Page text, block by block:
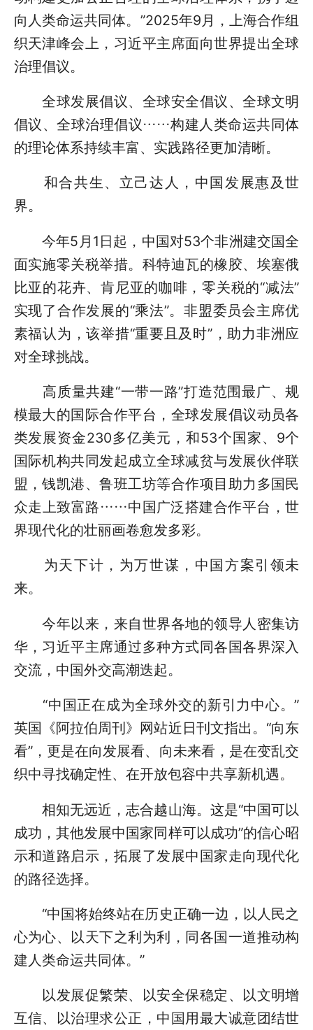
向人类命运共同体。”2025年9月，上海合作组
织天津峰会上，习近平主席面向世界提出全球
治理倡议。
全球发展倡议、全球安全倡议、全球文明
倡议、全球治理倡议……构建人类命运共同体
的理论体系持续丰富、实践路径更加清晰。
和合共生、立己达人，中国发展惠及世
界。
今年5月1日起，中国对53个非洲建交国全
面实施零关税举措。科特迪瓦的橡胶、埃塞俄
比亚的花卉、肯尼亚的咖啡，零关税的“减法”
实现了合作发展的“乘法”。非盟委员会主席优
素福认为，该举措“重要且及时”，助力非洲应
对全球挑战。
高质量共建“一带一路”打造范围最广、规
模最大的国际合作平台，全球发展倡议动员各
类发展资金230多亿美元，和53个国家、9个
国际机构共同发起成立全球减贫与发展伙伴联
盟，钱凯港、鲁班工坊等合作项目助力多国民
众走上致富路……中国广泛搭建合作平台，世
界现代化的壮丽画卷愈发多彩。
为天下计，为万世谋，中国方案引领未
来。
今年以来，来自世界各地的领导人密集访
华，习近平主席通过多种方式同各国各界深入
交流，中国外交高潮迭起。
“中国正在成为全球外交的新引力中心。”
英国《阿拉伯周刊》网站近日刊文指出。“向东
看”，更是在向发展看、向未来看，是在变乱交
织中寻找确定性、在开放包容中共享新机遇。
相知无远近，志合越山海。这是“中国可以
成功，其他发展中国家同样可以成功”的信心昭
示和道路启示，拓展了发展中国家走向现代化
的路径选择。
“中国将始终站在历史正确一边，以人民之
心为心、以天下之利为利，同各国一道推动构
建人类命运共同体。”
以发展促繁荣、以安全保稳定、以文明增
互信、以治理求公正，中国用最大诚意团结世